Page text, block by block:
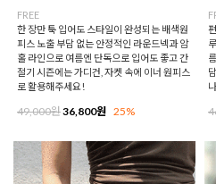
FREE
한 장만 툭 입어도 스타일이 완성되는 배색원
피스 노출 부담 없는 안정적인 라운드넥과 암
홀 라인으로 여름엔 단독으로 입어도 좋고 간
절기 시즌에는 가디건, 자켓 속에 이너 원피스
로 활용해주세요!
49,000원36,800원 25%